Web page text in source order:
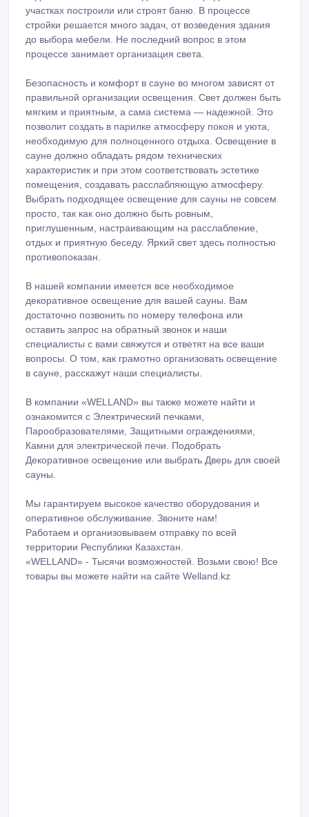
стройки решается много задач, от возведения здания
до выбора мебели. Не последний вопрос в этом
процессе занимает организация света.
Безопасность и комфорт в сауне во многом зависят от
правильной организации освещения. Свет должен быть
мягким и приятным, а сама система — надежной. Это
позволит создать в парилке атмосферу покоя и уюта,
необходимую для полноценного отдыха. Освещение в
сауне должно обладать рядом технических
характеристик и при этом соответствовать эстетике
помещения, создавать расслабляющую атмосферу.
Выбрать подходящее освещение для сауны не совсем
просто, так как оно должно быть ровным,
приглушенным, настраивающим на расслабление,
отдых и приятную беседу. Яркий свет здесь полностью
противопоказан.
В нашей компании имеется все необходимое
декоративное освещение для вашей сауны. Вам
достаточно позвонить по номеру телефона или
оставить запрос на обратный звонок и наши
специалисты с вами свяжутся и ответят на все ваши
вопросы. О том, как грамотно организовать освещение
в сауне, расскажут наши специалисты.
В компании «WELLAND» вы также можете найти и
ознакомится с Электрический печками,
Парообразователями, Защитными ограждениями,
Камни для электрической печи. Подобрать
Декоративное освещение или выбрать Дверь для своей
сауны.
Мы гарантируем высокое качество оборудования и
оперативное обслуживание. Звоните нам!
Работаем и организовываем отправку по всей
территории Республики Казахстан.
«WELLAND» - Тысячи возможностей. Возьми свою! Все
товары вы можете найти на сайте Welland.kz